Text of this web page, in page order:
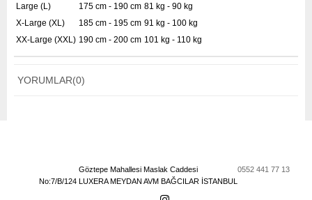
Large (L)
175 cm - 190 cm 81 kg - 90 kg
X-Large (XL)
185 cm - 195 cm 91 kg - 100 kg
XX-Large (XXL) 190 cm - 200 cm 101 kg - 110 kg
YORUMLAR(0)
Göztepe Mahallesi Maslak Caddesi
No:7/B/124 LUXERA MEYDAN AVM BAĞCILAR İSTANBUL
0552 441 77 13